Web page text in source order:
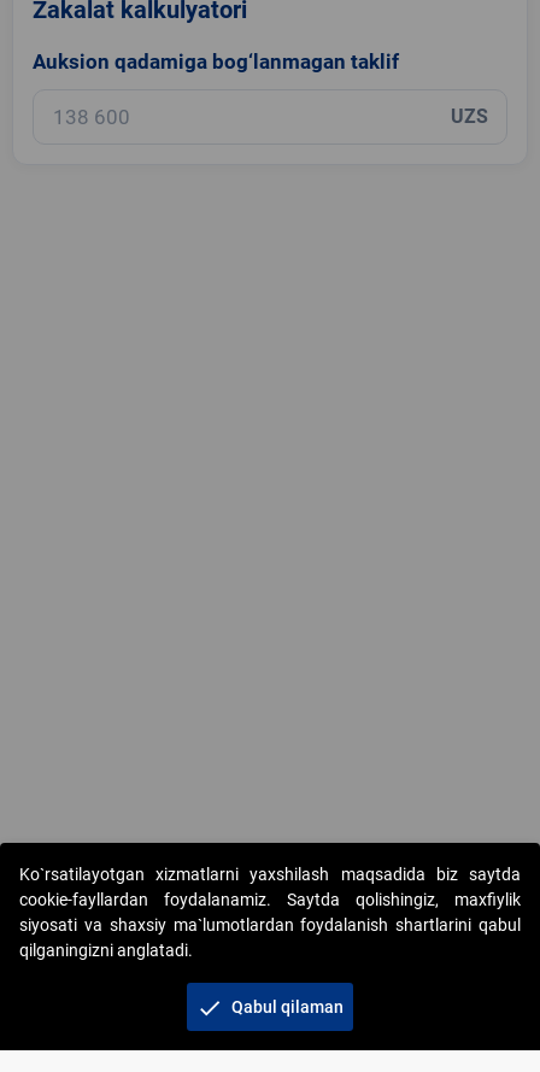
Zakalat kalkulyatori
Auksion qadamiga bog‘lanmagan taklif
UZS
Copyright © 2017-2026. "Elektron onlayn-auksionlarni
tashkil etish" AJ. Barcha huquqlar himoyalangan
Ko`rsatilayotgan xizmatlarni yaxshilash maqsadida biz saytda
cookie-fayllardan foydalanamiz. Saytda qolishingiz, maxfiylik
siyosati va shaxsiy ma`lumotlardan foydalanish shartlarini qabul
qilganingizni anglatadi.
check Qabul qilaman